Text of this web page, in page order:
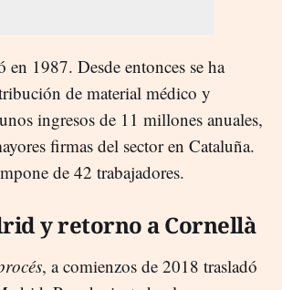
1987. Desde entonces se ha
de material médico y
ingresos de 11 millones anuales,
firmas del sector en Cataluña.
de 42 trabajadores.
y retorno a Cornellà
, a comienzos de 2018 trasladó